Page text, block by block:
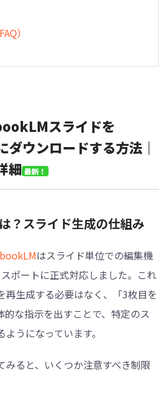
）
スライドを
ウンロードする方法｜
細 最新！
？スライド生成の仕組み
はスライド単位での編集機
ポートに正式対応しました。これ
再生成する必要はなく、「3枚目を
な指示を出すことで、特定のス
うになっています。
みると、いくつか注意すべき制限